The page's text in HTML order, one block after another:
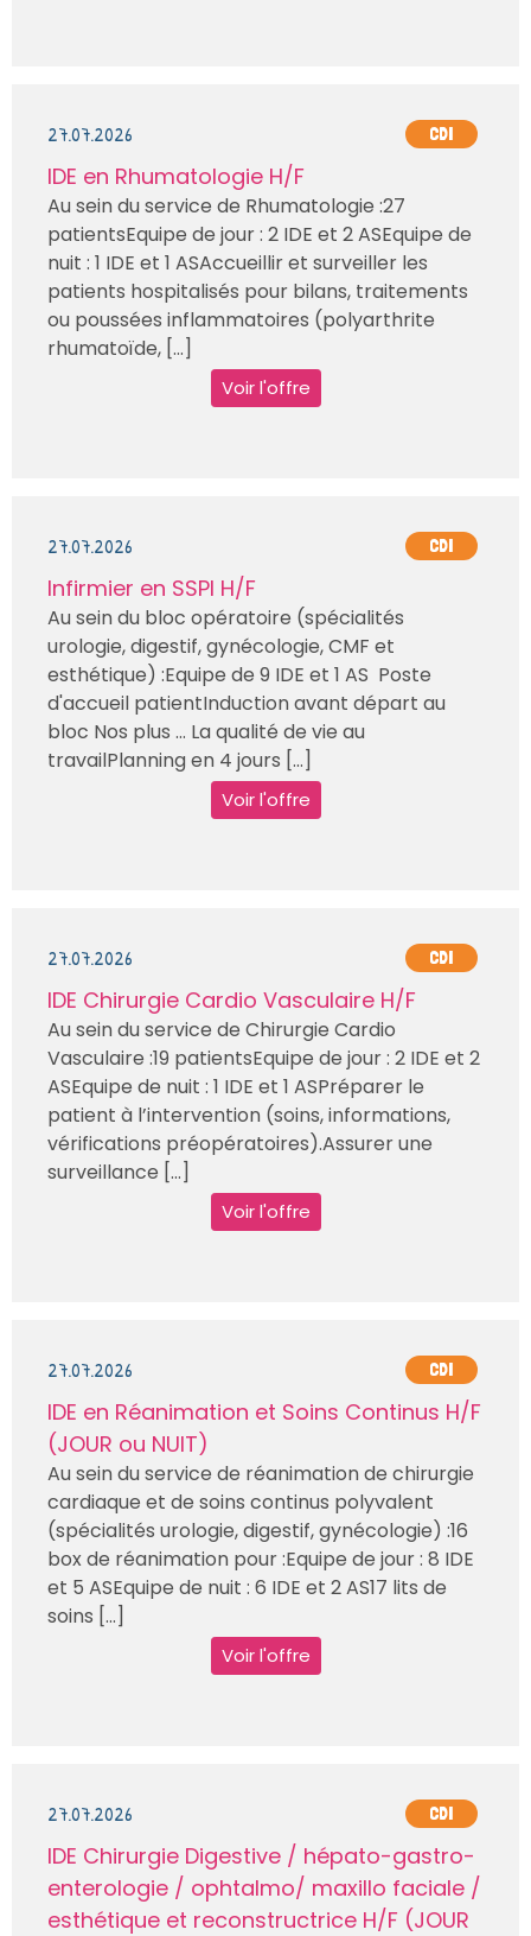
27.07.2026 CDI
IDE en Rhumatologie H/F
Au sein du service de Rhumatologie :27
patientsEquipe de jour : 2 IDE et 2 ASEquipe de
nuit : 1 IDE et 1 ASAccueillir et surveiller les
patients hospitalisés pour bilans, traitements
ou poussées inflammatoires (polyarthrite
rhumatoïde, [...]
Voir l'offre
27.07.2026 CDI
Infirmier en SSPI H/F
Au sein du bloc opératoire (spécialités
urologie, digestif, gynécologie, CMF et
esthétique) :Equipe de 9 IDE et 1 AS Poste
d'accueil patientInduction avant départ au
bloc Nos plus … La qualité de vie au
travailPlanning en 4 jours [...]
Voir l'offre
27.07.2026 CDI
IDE Chirurgie Cardio Vasculaire H/F
Au sein du service de Chirurgie Cardio
Vasculaire :19 patientsEquipe de jour : 2 IDE et 2
ASEquipe de nuit : 1 IDE et 1 ASPréparer le
patient à l’intervention (soins, informations,
vérifications préopératoires).Assurer une
surveillance [...]
Voir l'offre
27.07.2026 CDI
IDE en Réanimation et Soins Continus H/F
(JOUR ou NUIT)
Au sein du service de réanimation de chirurgie
cardiaque et de soins continus polyvalent
(spécialités urologie, digestif, gynécologie) :16
box de réanimation pour :Equipe de jour : 8 IDE
et 5 ASEquipe de nuit : 6 IDE et 2 AS17 lits de
soins [...]
Voir l'offre
27.07.2026 CDI
IDE Chirurgie Digestive / hépato-gastro-
enterologie / ophtalmo/ maxillo faciale /
esthétique et reconstructrice H/F (JOUR